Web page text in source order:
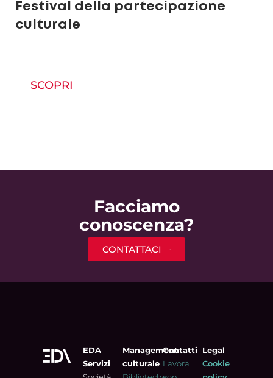
Festival della partecipazione
culturale
SCOPRI
Facciamo
conoscenza?
CONTATTACI
EDA
Servizi
Management
culturale
Contatti
Lavora
Legal
Cookie